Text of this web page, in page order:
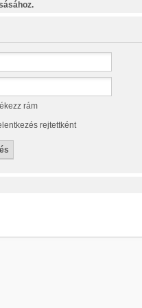
rám
rejtettként